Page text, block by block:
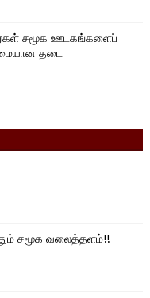
சமூக ஊடகங்களைப்
தடை
சமூக வலைத்தளம்!!